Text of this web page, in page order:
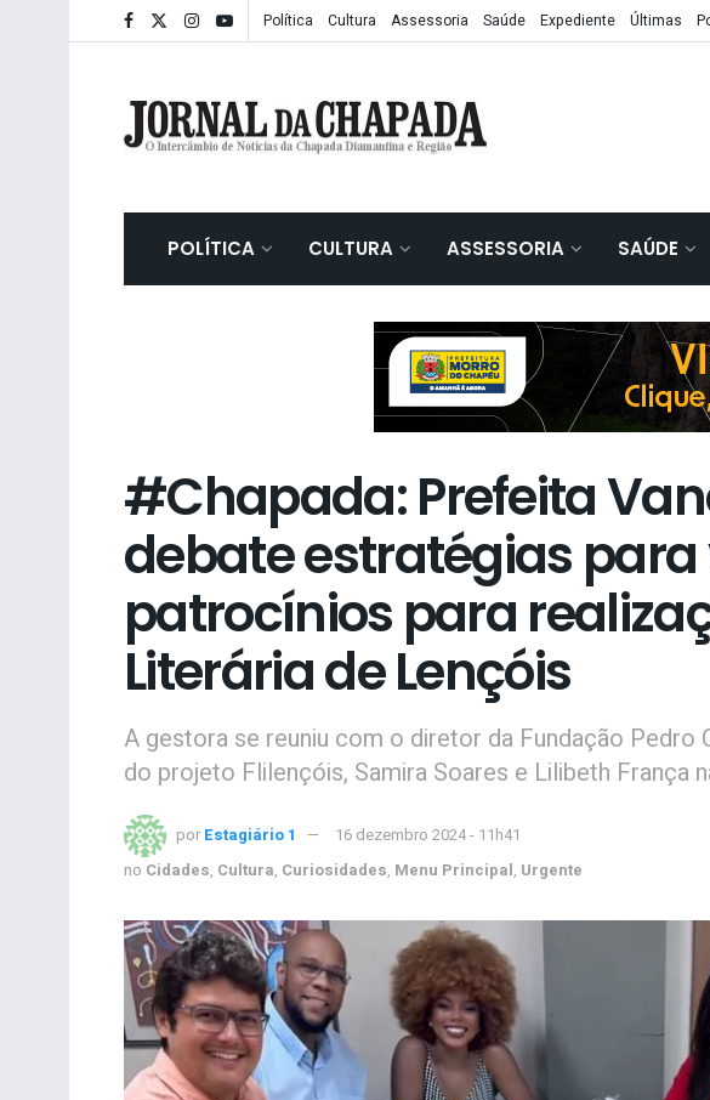
Política Cultura Assessoria Saúde Expediente Últimas
POLÍTICA CULTURA ASSESSORIA SAÚDE
#Chapada: Prefeita
debate estratégias
patrocínios para
Literária de Lençóis
A gestora se reuniu com o diretor da Fundação Pedro
do projeto Flilençóis, Samira Soares e Lilibeth França
por Estagiário 1
16 dezembro 2024 - 11h41
no Cidades, Cultura, Curiosidades, Menu Principal, Urgente